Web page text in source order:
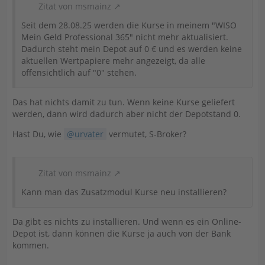
Zitat von msmainz
Seit dem 28.08.25 werden die Kurse in meinem "WISO
Mein Geld Professional 365" nicht mehr aktualisiert.
Dadurch steht mein Depot auf 0 € und es werden keine
aktuellen Wertpapiere mehr angezeigt, da alle
offensichtlich auf "0" stehen.
Das hat nichts damit zu tun. Wenn keine Kurse geliefert
werden, dann wird dadurch aber nicht der Depotstand 0.
Hast Du, wie
urvater vermutet, S-Broker?
Zitat von msmainz
Kann man das Zusatzmodul Kurse neu installieren?
Da gibt es nichts zu installieren. Und wenn es ein Online-
Depot ist, dann können die Kurse ja auch von der Bank
kommen.